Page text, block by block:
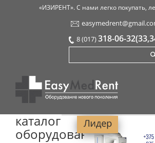
«ИЗИРЕНТ». С нами легко покупать,
8 (017)318-06-
каталог
оборудования